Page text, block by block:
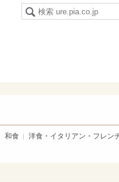
和食 洋食・イタリアン・フレン